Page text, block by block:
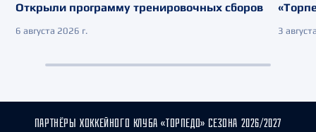
Открыли программу тренировочных сборов
6 августа 2026 г. 3
ПАРТНЁРЫ ХОККЕЙНОГО КЛУБА «ТОРПЕДО» СЕЗОНА 2026/2027